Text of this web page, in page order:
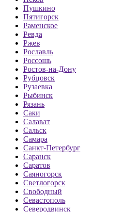
Пушкино
Пятигорск
Раменское
Ревда
Ржев
Рославль
Россошь
Ростов-на-Дону
Рубцовск
Рузаевка
Рыбинск
Рязань
Саки
Салават
Сальск
Самара
Санкт-Петербург
Саранск
Саратов
Саяногорск
Светлогорск
Свободный
Севастополь
Северодвинск